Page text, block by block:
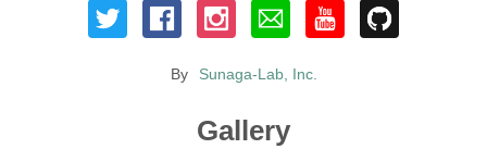
By Sunaga-Lab, Inc.
Gallery